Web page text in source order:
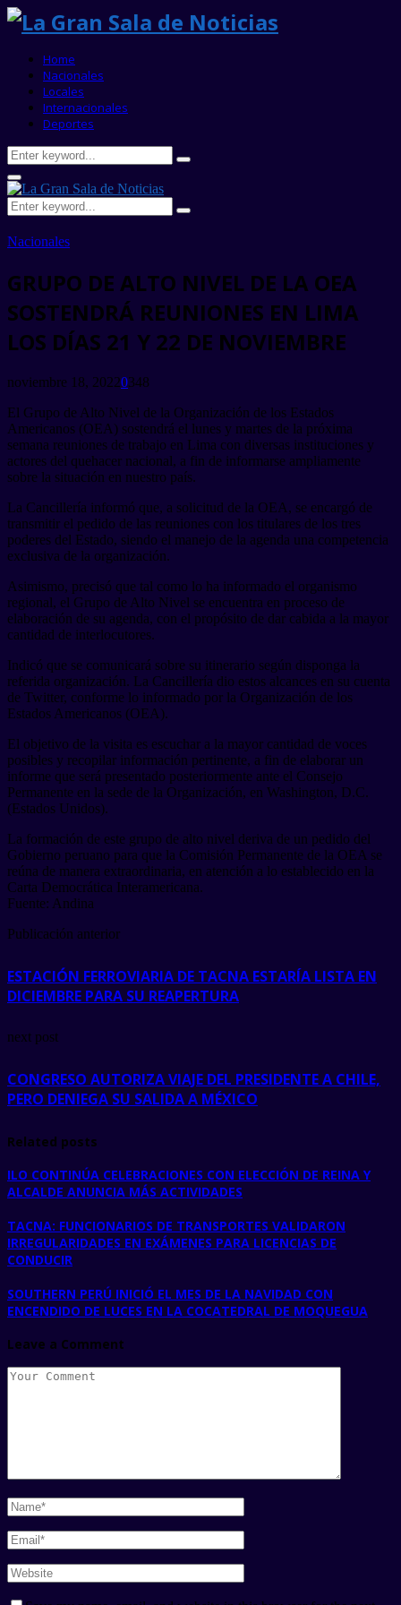
Home
Nacionales
Locales
Internacionales
Deportes
Search
for:
Search
Primary
Menu
Search
for:
Search
Nacionales
GRUPO DE ALTO NIVEL DE LA OEA
SOSTENDRÁ REUNIONES EN LIMA
LOS DÍAS 21 Y 22 DE NOVIEMBRE
noviembre 18, 20220348
El Grupo de Alto Nivel de la Organización de los Estados
Americanos (OEA) sostendrá el lunes y martes de la próxima
semana reuniones de trabajo en Lima con diversas instituciones y
actores del quehacer nacional, a fin de informarse ampliamente
sobre la situación en nuestro país.
La Cancillería informó que, a solicitud de la OEA, se encargó de
transmitir el pedido de las reuniones con los titulares de los tres
poderes del Estado, siendo el manejo de la agenda una competencia
exclusiva de la organización.
Asimismo, precisó que tal como lo ha informado el organismo
regional, el Grupo de Alto Nivel se encuentra en proceso de
elaboración de su agenda, con el propósito de dar cabida a la mayor
cantidad de interlocutores.
Indicó que se comunicará sobre su itinerario según disponga la
referida organización. La Cancillería dio estos alcances en su cuenta
de Twitter, conforme lo informado por la Organización de los
Estados Americanos (OEA).
El objetivo de la visita es escuchar a la mayor cantidad de voces
posibles y recopilar información pertinente, a fin de elaborar un
informe que será presentado posteriormente ante el Consejo
Permanente en la sede de la Organización, en Washington, D.C.
(Estados Unidos).
La formación de este grupo de alto nivel deriva de un pedido del
Gobierno peruano para que la Comisión Permanente de la OEA se
reúna de manera extraordinaria, en atención a lo establecido en la
Carta Democrática Interamericana.
Fuente: Andina
Publicación anterior
ESTACIÓN FERROVIARIA DE TACNA ESTARÍA LISTA EN
DICIEMBRE PARA SU REAPERTURA
next post
CONGRESO AUTORIZA VIAJE DEL PRESIDENTE A CHILE,
PERO DENIEGA SU SALIDA A MÉXICO
Related posts
ILO CONTINÚA CELEBRACIONES CON ELECCIÓN DE REINA Y
ALCALDE ANUNCIA MÁS ACTIVIDADES
TACNA: FUNCIONARIOS DE TRANSPORTES VALIDARON
IRREGULARIDADES EN EXÁMENES PARA LICENCIAS DE
CONDUCIR
SOUTHERN PERÚ INICIÓ EL MES DE LA NAVIDAD CON
ENCENDIDO DE LUCES EN LA COCATEDRAL DE MOQUEGUA
Leave a Comment